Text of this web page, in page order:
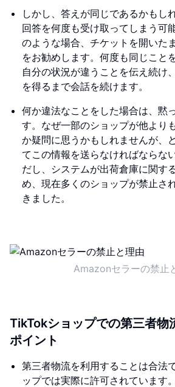
しかし、答えが同じであるかもし
回答を何度も受け取ってしまう可
のような場合、チケットを開いた
をお勧めします。何度も同じこと
自分の状況が違うことを伝え続け
を得るまで会話を続けます。
何か違法なことをした場合は、黙
す。なぜ一部のショップが他より
か疑問に思うかもしれませんが、
てこの情報を送らなければならな
だし、システムが出荷倉庫に関す
め、現在多くのショップが禁止さ
きました。
Amazonセラーの禁止
TikTokショップでの第三者物
ポイント
第三者物流を利用することは合法
ップでは実際に許可されています。